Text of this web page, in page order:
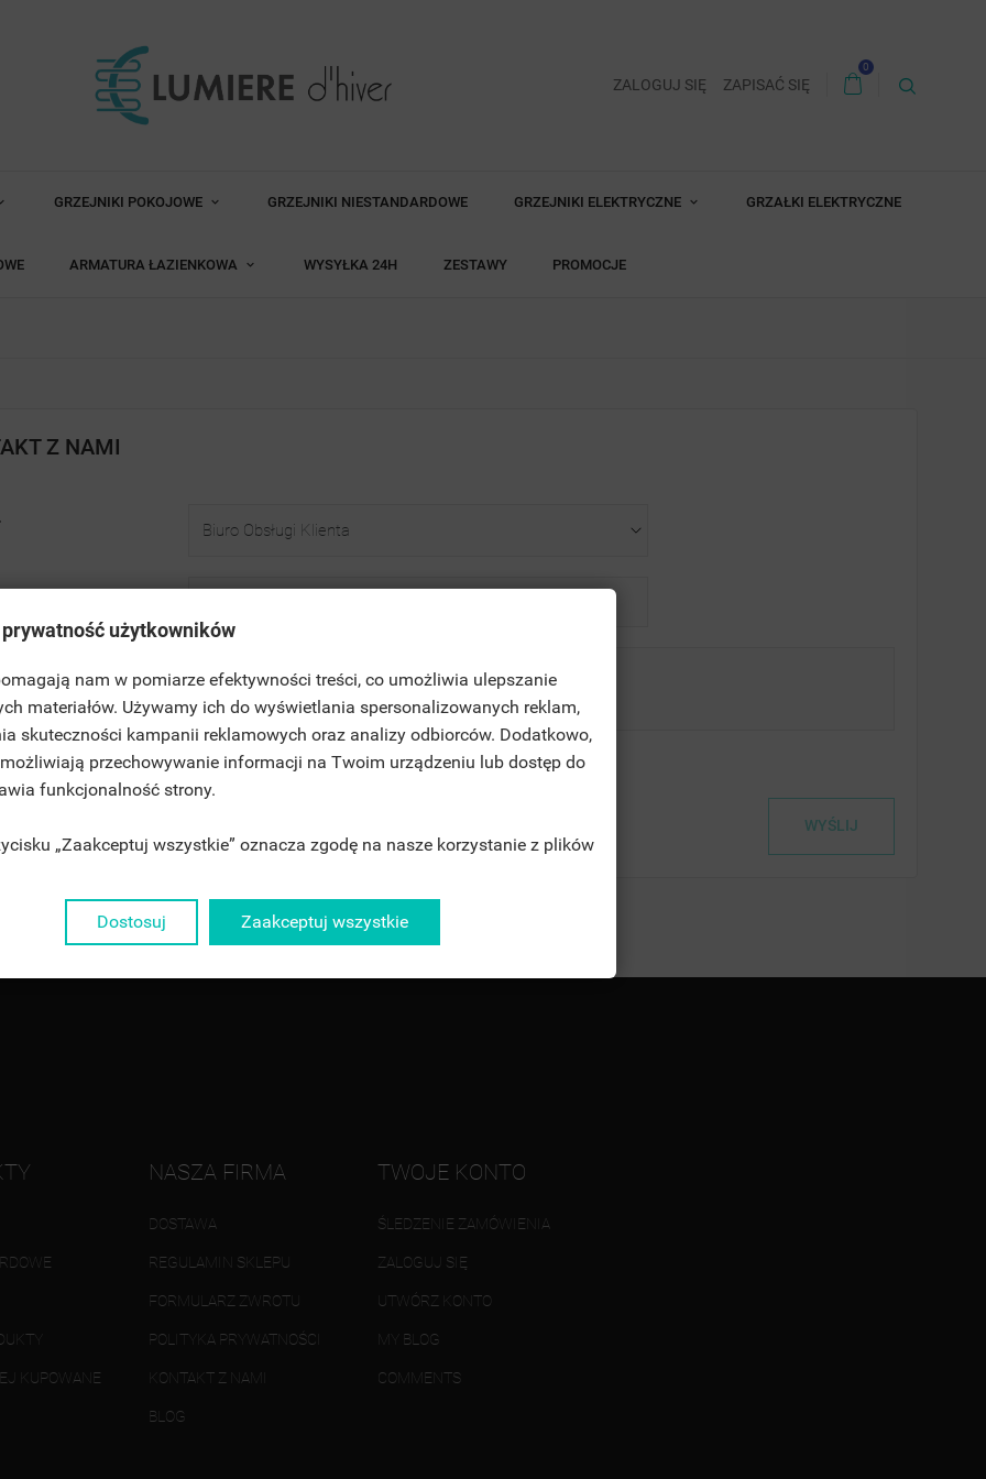
ZALOGUJ SIĘ ZAPISAĆ SIĘ
0
GRZEJNIKI POKOJOWE GRZEJNIKI NIESTANDARDOWE GRZEJNIKI ELEKTRYCZNE GRZAŁKI ELEKTRYCZNE
ARMATURA ŁAZIENKOWA WYSYŁKA 24H ZESTAWY PROMOCJE
Z NAMI
KUPOWANE
NASZA FIRMA
DOSTAWA
REGULAMIN SKLEPU
FORMULARZ ZWROTU
POLITYKA PRYWATNOŚCI
KONTAKT Z NAMI
BLOG
TWOJE KONTO
ŚLEDZENIE ZAMÓWIENIA
ZALOGUJ SIĘ
UTWÓRZ KONTO
MY BLOG
COMMENTS
LISTY ŻYCZEŃ
add_circle_outlineUTWÓRZ NOWĄ LISTĘ
SIĘ
BYĆ ZALOGOWANY BY ZAPISAĆ PRODUKTY NA SWOJEJ LIŚCIE
użytkowników
nam w pomiarze efektywności treści, co umożliwia ulepszanie
materiałów. Używamy ich do wyświetlania spersonalizowanych reklam,
skuteczności kampanii reklamowych oraz analizy odbiorców. Dodatkowo,
przechowywanie informacji na Twoim urządzeniu lub dostęp do
funkcjonalność strony.
„Zaakceptuj wszystkie” oznacza zgodę na nasze korzystanie z plików
Dostosuj Zaakceptuj wszystkie